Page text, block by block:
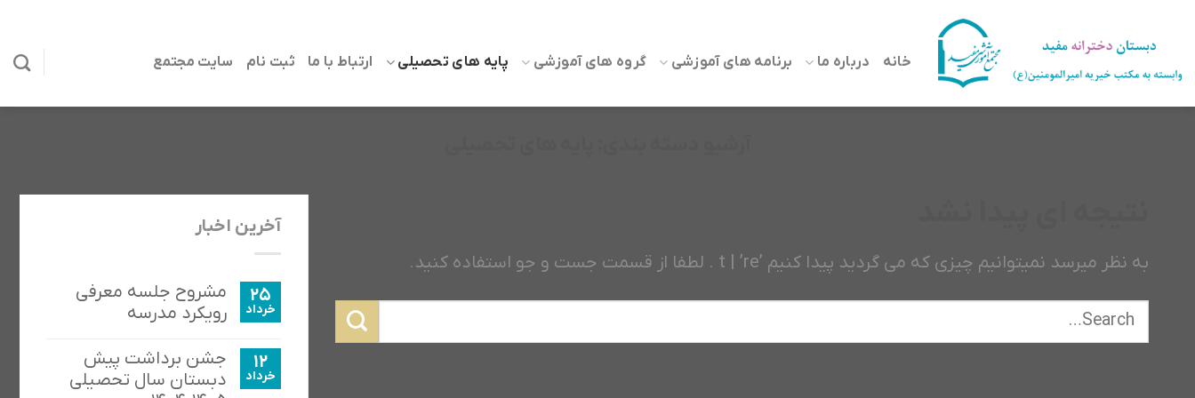
محتوا
خانه درباره ما برنامه های آموزشی گروه های آموزشی پایه های تحصیلی ارتباط با ما ثبت نام سایت مجتمع
به نظر میرسد نمیتوانیم چیزی که می گردید پیدا کنیم ’t | ’re . لطفا از قسمت جست و جو استفاده کنید.
آخرین اخبار
25
خرداد
مشروح جلسه معرفی
رویکرد مدرسه
12
خرداد
جشن برداشت پیش
دبستان سال تحصیلی